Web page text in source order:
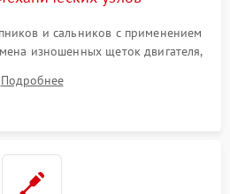
и сальников с применением
изношенных щеток двигателя,
резиновой манжеты.
Подробнее